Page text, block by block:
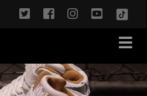
twitterfacebookinstagram